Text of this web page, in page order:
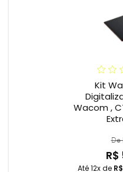
Kit
Wacom ,
De
Até 12x de